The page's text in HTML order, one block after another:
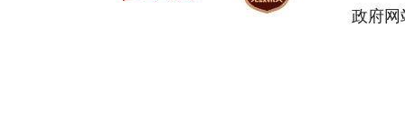
政府网